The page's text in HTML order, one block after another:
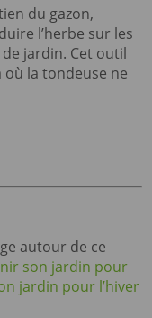
du gazon,
l’herbe sur les
de jardin. Cet outil
où la tondeuse ne
autour de ce
son jardin pour
jardin pour l’hiver